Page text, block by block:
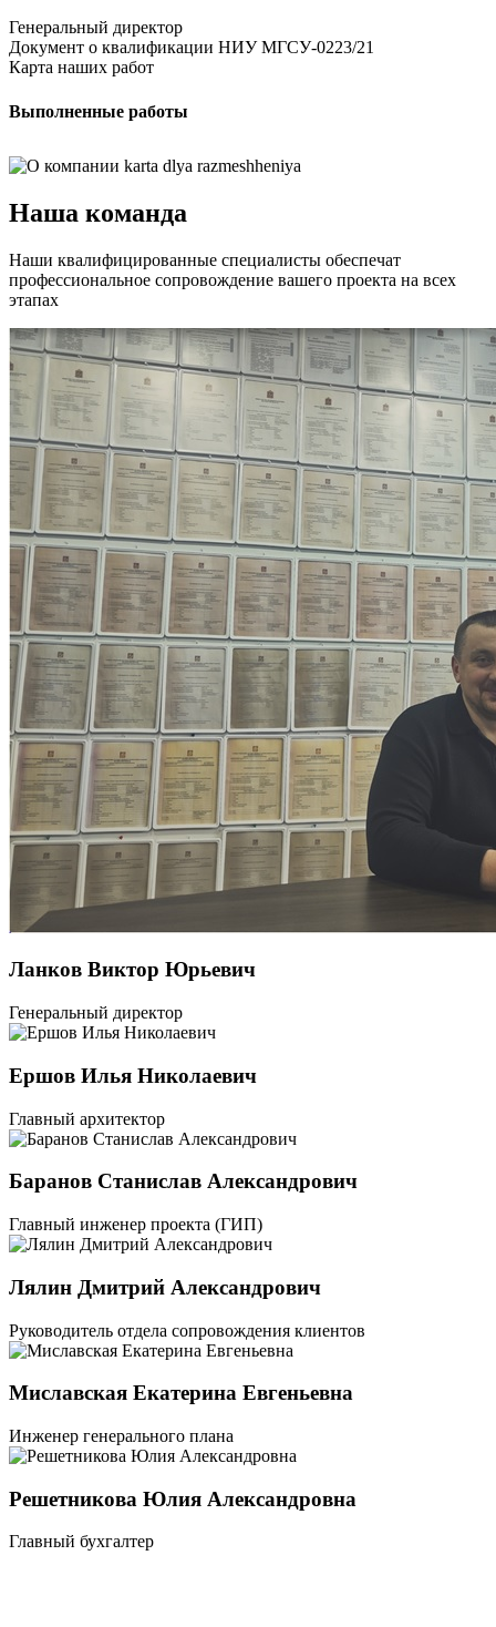
Генеральный директор
Документ о квалификации НИУ МГСУ-0223/21
Карта наших работ
Выполненные работы
Наша команда
Наши квалифицированные специалисты обеспечат
профессиональное сопровождение вашего проекта на всех
этапах
Ланков Виктор Юрьевич
Генеральный директор
Ершов Илья Николаевич
Главный архитектор
Баранов Станислав Александрович
Главный инженер проекта (ГИП)
Лялин Дмитрий Александрович
Руководитель отдела сопровождения клиентов
Миславская Екатерина Евгеньевна
Инженер генерального плана
Решетникова Юлия Александровна
Главный бухгалтер